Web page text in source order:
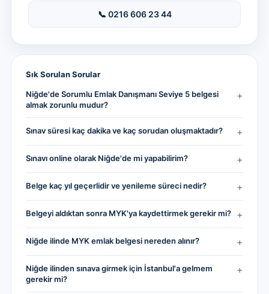
📞 0216 606 23 44
Sık Sorulan Sorular
Niğde'de Sorumlu Emlak Danışmanı Seviye 5 belgesi
almak zorunlu mudur?
+
Sınav süresi kaç dakika ve kaç sorudan oluşmaktadır? +
Sınavı online olarak Niğde'de mi yapabilirim? +
Belge kaç yıl geçerlidir ve yenileme süreci nedir? +
Belgeyi aldıktan sonra MYK'ya kaydettirmek gerekir mi? +
Niğde ilinde MYK emlak belgesi nereden alınır? +
Niğde ilinden sınava girmek için İstanbul'a gelmem
gerekir mi?
+